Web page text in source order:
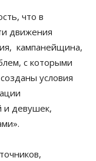
что в
движения
кампанейщина,
с которыми
условия
и девушек,